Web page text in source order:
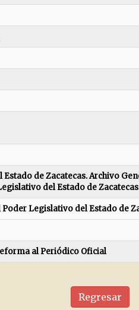
de Zacatecas. Archivo
del Estado de Zacatecas
Legislativo del Estado de
al Periódico Oficial
Regresar